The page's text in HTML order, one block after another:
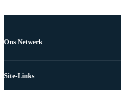
Ons Netwerk
Site-Links